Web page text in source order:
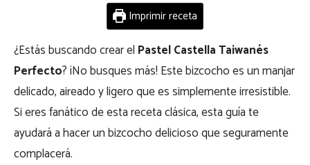
Imprimir receta
¿Estás buscando crear el Pastel Castella Taiwanés
Perfecto? ¡No busques más! Este bizcocho es un manjar
delicado, aireado y ligero que es simplemente irresistible.
Si eres fanático de esta receta clásica, esta guía te
ayudará a hacer un bizcocho delicioso que seguramente
complacerá.